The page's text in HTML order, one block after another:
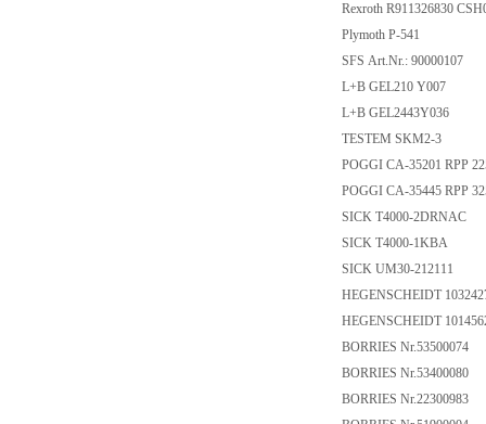
Rexroth R911326830
Plymoth P-541
SFS Art.Nr.: 90000107
L+B GEL210 Y007
L+B GEL2443Y036
TESTEM SKM2-3
POGGI CA-35201 RPP
POGGI CA-35445 RPP
SICK T4000-2DRNAC
SICK T4000-1KBA
SICK UM30-212111
HEGENSCHEIDT
HEGENSCHEIDT
BORRIES Nr.53500074
BORRIES Nr.53400080
BORRIES Nr.22300983